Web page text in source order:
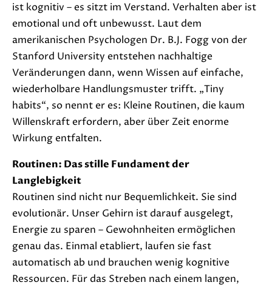
ist kognitiv – es sitzt im Verstand. Verhalten aber ist
emotional und oft unbewusst. Laut dem
amerikanischen Psychologen Dr. B.J. Fogg von der
Stanford University entstehen nachhaltige
Veränderungen dann, wenn Wissen auf einfache,
wiederholbare Handlungsmuster trifft. „Tiny
habits“, so nennt er es: Kleine Routinen, die kaum
Willenskraft erfordern, aber über Zeit enorme
Wirkung entfalten.
Routinen: Das stille Fundament der
Langlebigkeit
Routinen sind nicht nur Bequemlichkeit. Sie sind
evolutionär. Unser Gehirn ist darauf ausgelegt,
Energie zu sparen – Gewohnheiten ermöglichen
genau das. Einmal etabliert, laufen sie fast
automatisch ab und brauchen wenig kognitive
Ressourcen. Für das Streben nach einem langen,